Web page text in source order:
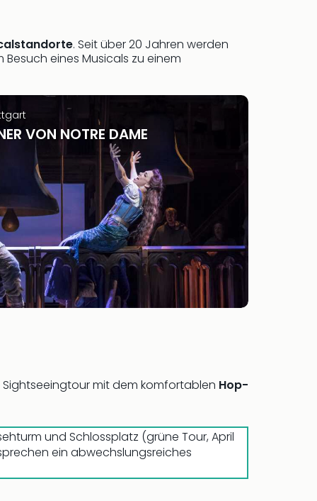
. Seit über 20 Jahren werden
eines Musicals zu einem
VON NOTRE DAME
mit dem komfortablen Hop-
und Schlossplatz (grüne Tour, April
ein abwechslungsreiches